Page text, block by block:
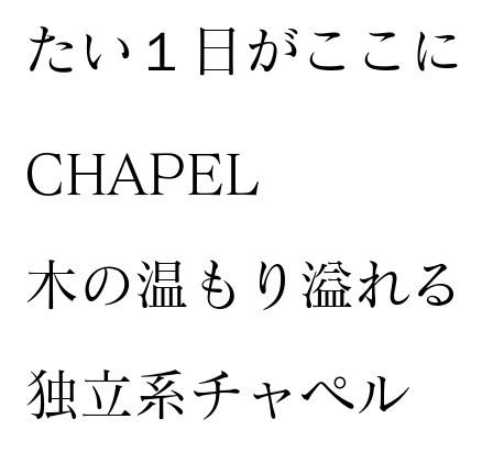
たい１日がここに
CHAPEL
木の温もり溢れる
独立系チャペル